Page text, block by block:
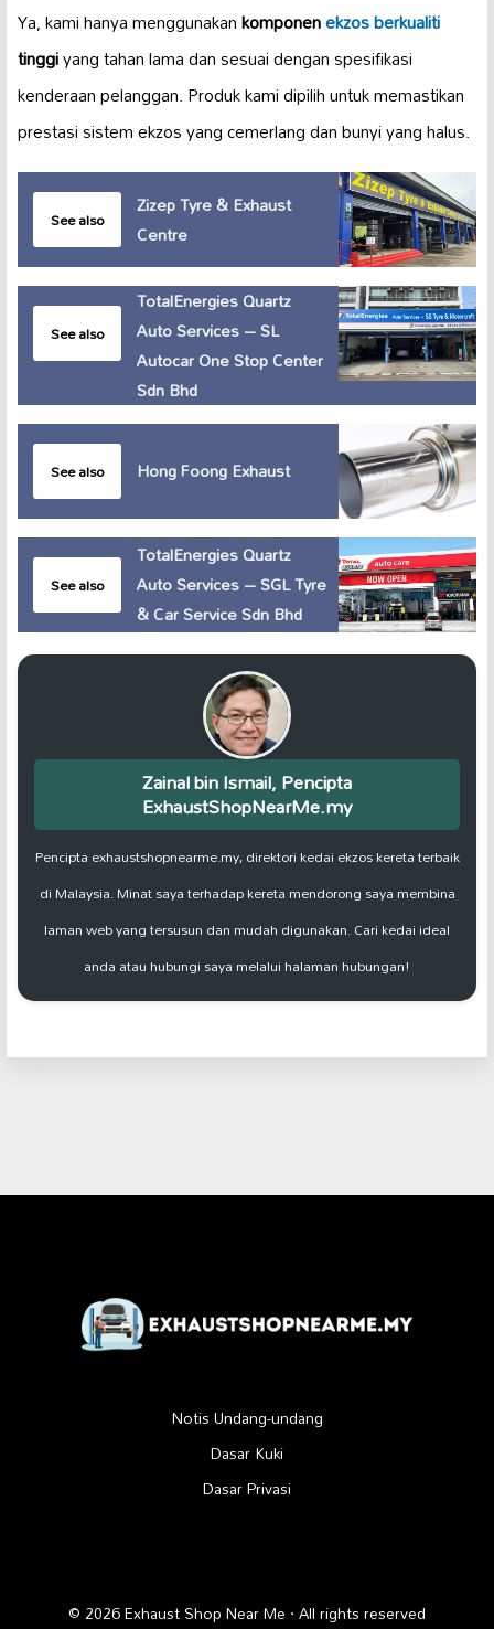
Ya, kami hanya menggunakankomponenekzos berkualiti
tinggiyang tahan lama dan sesuai dengan spesifikasi
kenderaan pelanggan. Produk kami dipilih untuk memastikan
prestasi sistem ekzos yang cemerlang dan bunyi yang halus.
See also
Zizep Tyre & Exhaust
Centre
See also
TotalEnergies Quartz
Auto Services – SL
Autocar One Stop Center
Sdn Bhd
See also Hong Foong Exhaust
See also
TotalEnergies Quartz
Auto Services – SGL Tyre
& Car Service Sdn Bhd
Zainal bin Ismail, Pencipta
ExhaustShopNearMe.my
Pencipta exhaustshopnearme.my, direktori kedai ekzos kereta terbaik
di Malaysia. Minat saya terhadap kereta mendorong saya membina
laman web yang tersusun dan mudah digunakan. Cari kedai ideal
anda atau hubungi saya melalui halaman hubungan!
Notis Undang-undang
Dasar Kuki
Dasar Privasi
© 2026 Exhaust Shop Near Me · All rights reserved